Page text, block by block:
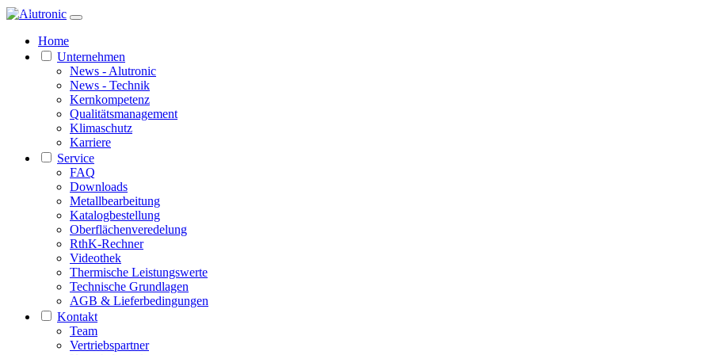
Home
Unternehmen
News - Alutronic
News - Technik
Kernkompetenz
Qualitätsmanagement
Klimaschutz
Karriere
Service
FAQ
Downloads
Metallbearbeitung
Katalogbestellung
Oberflächenveredelung
RthK-Rechner
Videothek
Thermische Leistungswerte
Technische Grundlagen
AGB & Lieferbedingungen
Kontakt
Team
Vertriebspartner
1 / 2